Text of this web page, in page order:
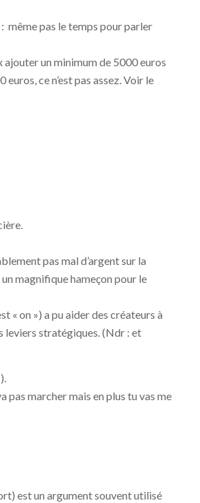
même pas le temps pour parler
ajouter un minimum de 5000 euros
ce n’est pas assez. Voir le
pas mal d’argent sur la
magnifique hameçon pour le
« on ») a pu aider des créateurs à
leviers stratégiques.(Ndr : et
pas marcher mais en plus tu vas me
est un argument souvent utilisé